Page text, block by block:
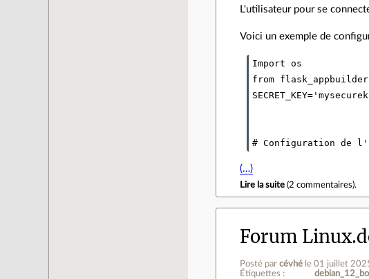
L'utilisateur pour se
Voici un exemple de
Import os
from
# Configuration de
(…)
Lire la suite (2 commentaires).
Forum
Posté parcévhé le 01 juillet
Étiquettes :